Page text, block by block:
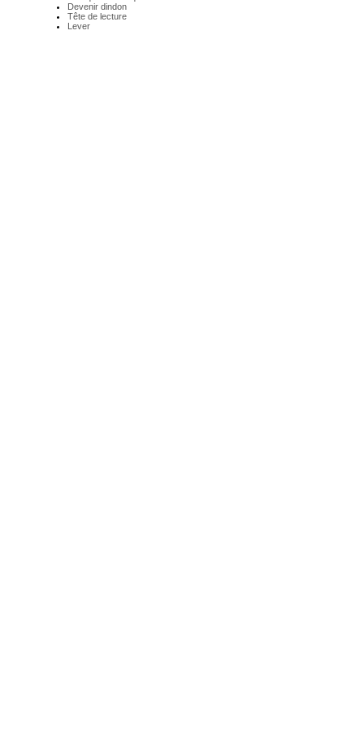
Devenir dindon
Tête de lecture
Lever